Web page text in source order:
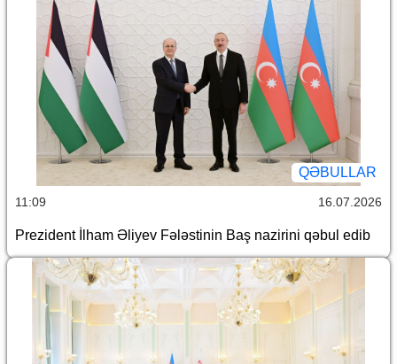
QƏBULLAR
11:09 16.07.2026
Prezident İlham Əliyev Fələstinin Baş nazirini qəbul edib